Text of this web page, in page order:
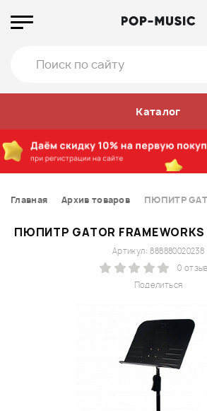
Каталог
Главная Архив товаров ПЮПИТР
ПЮПИТР GATOR
Поделиться
Артикул: 888880020238
0